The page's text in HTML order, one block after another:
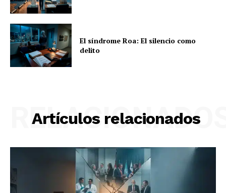
El síndrome Roa: El silencio como
delito
Artículos relacionados